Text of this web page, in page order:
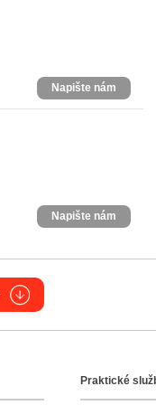
Napište nám
Napište nám
Praktické